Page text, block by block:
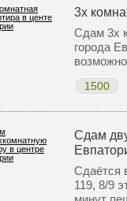
3х
Сдам 3х
города
1500
Сдам
Сдаётся
119, 8/9